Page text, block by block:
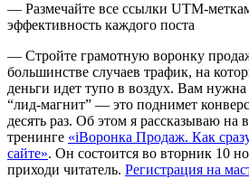
— Размечайте все ссылки UTM-
эффективность каждого поста
— Стройте грамотную воронку
большинстве случаев трафик, на
деньги идет тупо в воздух. Вам
“лид-магнит” — это поднимет
десять раз. Об этом я рассказываю на
тренинге «iВоронка Продаж. Как
сайте». Он состоится во вторник 10
приходи читатель. Регистрация на